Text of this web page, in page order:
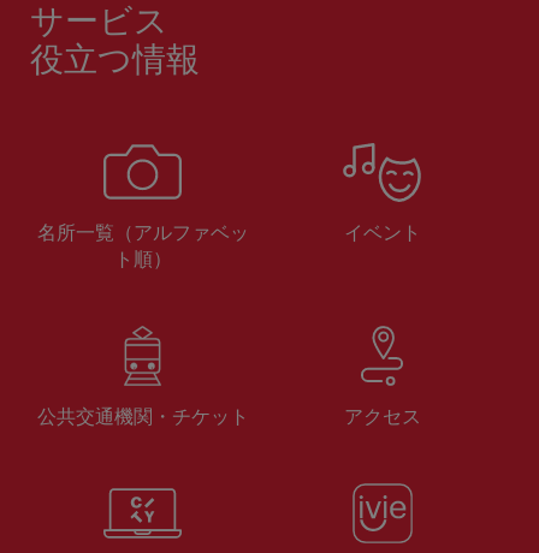
サービス
役立つ情報
名所一覧（アルファベッ
ト順）
イベント
公共交通機関・チケット アクセス